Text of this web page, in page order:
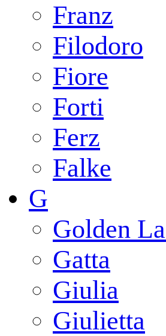
Franz
Filodoro
Fiore
Forti
Ferz
Falke
G
Golden
Gatta
Giulia
Giulietta